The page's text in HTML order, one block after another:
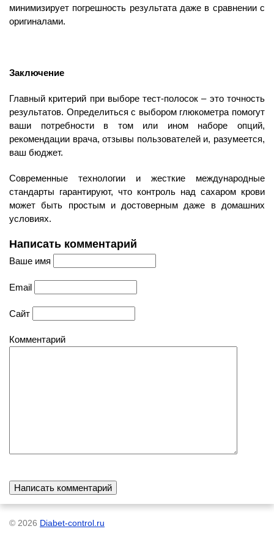
минимизирует погрешность результата даже в сравнении с
оригиналами.
Заключение
Главный критерий при выборе тест-полосок – это точность
результатов. Определиться с выбором глюкометра помогут
ваши потребности в том или ином наборе опций,
рекомендации врача, отзывы пользователей и, разумеется,
ваш бюджет.
Современные технологии и жесткие международные
стандарты гарантируют, что контроль над сахаром крови
может быть простым и достоверным даже в домашних
условиях.
Написать комментарий
Ваше имя
Email
Сайт
Комментарий
© 2026 Diabet-control.ru